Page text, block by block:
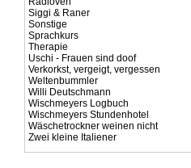
Siggi & Raner
Sonstige
Sprachkurs
Therapie
Uschi - Frauen sind doof
Verkorkst, vergeigt, vergessen
Weltenbummler
Willi Deutschmann
Wischmeyers Logbuch
Wischmeyers Stundenhotel
Wäschetrockner weinen nicht
Zwei kleine Italiener